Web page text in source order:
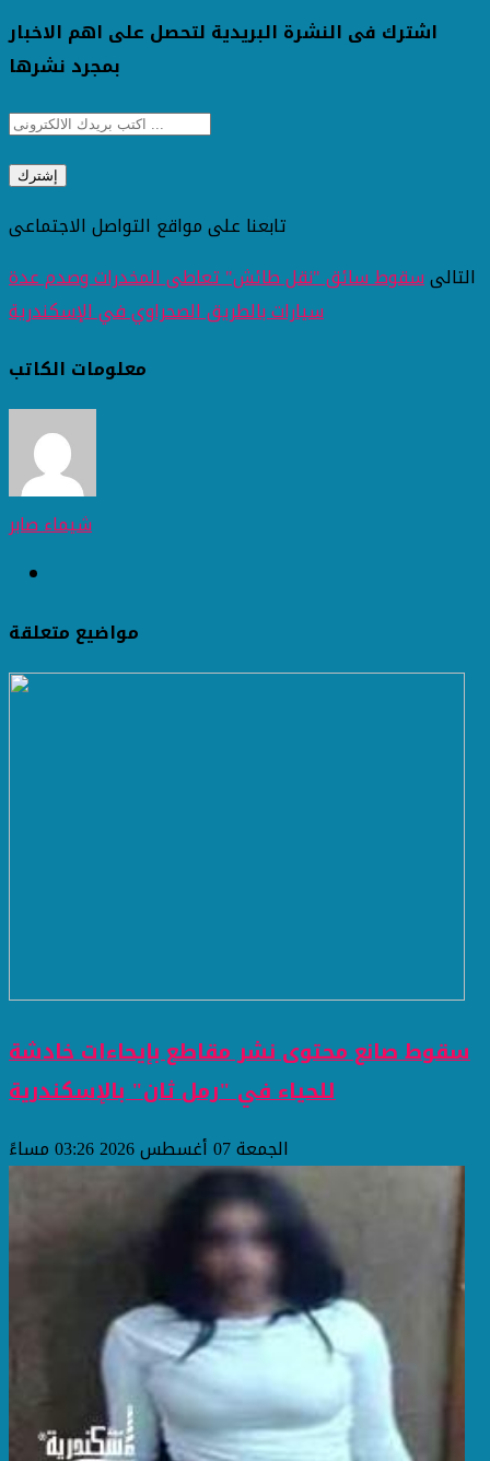
اشترك فى النشرة البريدية لتحصل على اهم الاخبار
بمجرد نشرها
تابعنا على مواقع التواصل الاجتماعى
التالىسقوط سائق "نقل طائش" تعاطى المخدرات وصدم عدة
سيارات بالطريق الصحراوي في الإسكندرية
معلومات الكاتب
شيماء صابر
مواضيع متعلقة
سقوط صانع محتوى نشر مقاطع بإيحاءات خادشة
للحياء في "رمل ثان" بالإسكندرية
الجمعة 07 أغسطس 2026 03:26 مساءً